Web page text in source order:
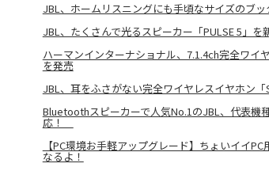
JBL、ホームリスニングにも手頃なサイズのブ
JBL、たくさんで光るスピーカー「PULSE 5」を
ハーマンインターナショナル、7.1.4ch完全ワイ
を発売
JBL、耳をふさがない完全ワイヤレスイヤホン「
Bluetoothスピーカーで人気No.1のJBL、代表機
応！
【PC環境お手軽アップグレード】ちょいイイ
なるよ！